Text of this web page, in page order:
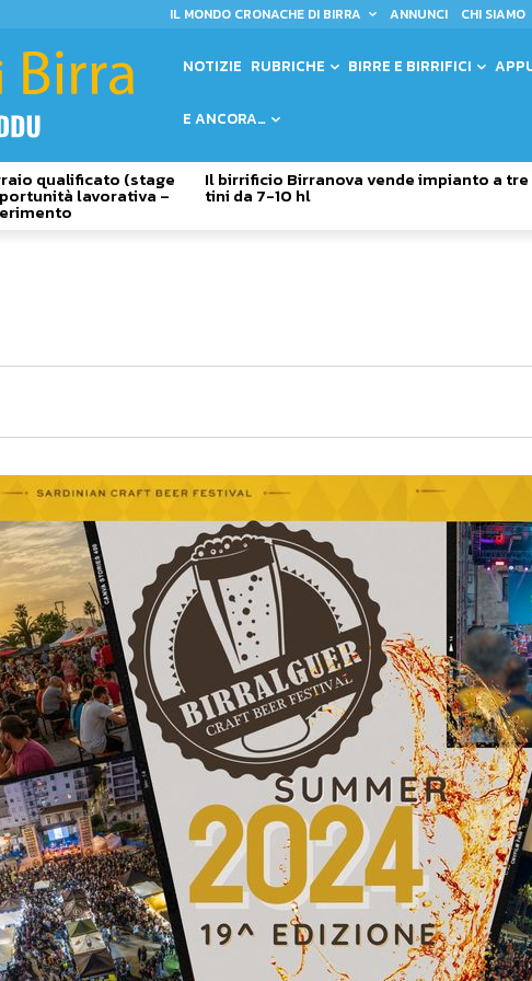
IL MONDO CRONACHE DI BIRRA ANNUNCI CHI SIAMO
NOTIZIE RUBRICHE BIRRE E BIRRIFICI
E ANCORA…
qualificato (stage
lavorativa –
Il birrificio Birranova vende impianto a tre
tini da 7-10 hl